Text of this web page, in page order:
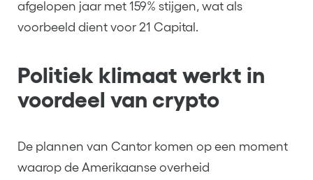
afgelopen jaar met 159% stijgen, wat als
voorbeeld dient voor 21 Capital.
Politiek klimaat werkt in
voordeel van crypto
De plannen van Cantor komen op een moment
waarop de Amerikaanse overheid